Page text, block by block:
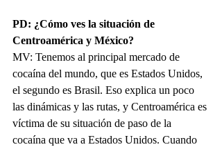
PD: ¿Cómo ves la situación de
Centroamérica y México?
MV: Tenemos al principal mercado de
cocaína del mundo, que es Estados Unidos,
el segundo es Brasil. Eso explica un poco
las dinámicas y las rutas, y Centroamérica es
víctima de su situación de paso de la
cocaína que va a Estados Unidos. Cuando